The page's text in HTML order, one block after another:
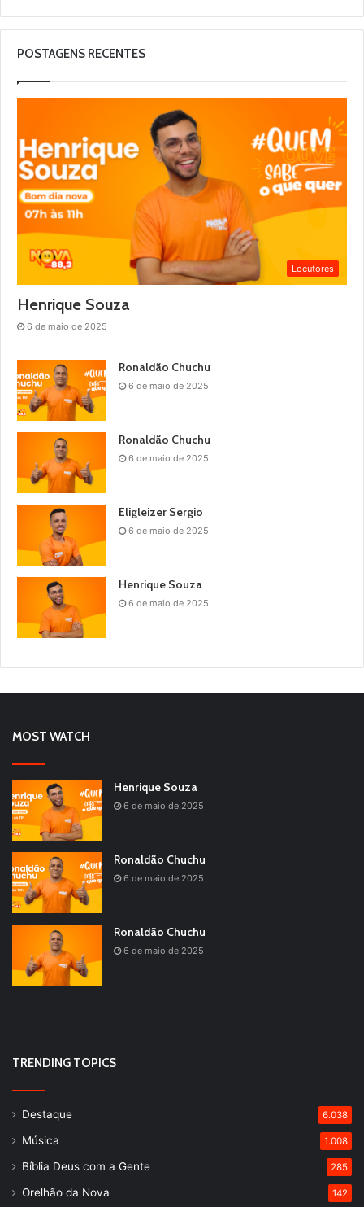
POSTAGENS RECENTES
Locutores
Henrique Souza
6 de maio de 2025
Ronaldão Chuchu
6 de maio de 2025
Ronaldão Chuchu
6 de maio de 2025
Eligleizer Sergio
6 de maio de 2025
Henrique Souza
6 de maio de 2025
MOST WATCH
Henrique Souza
6 de maio de 2025
Ronaldão Chuchu
6 de maio de 2025
Ronaldão Chuchu
6 de maio de 2025
TRENDING TOPICS
Destaque 6.038
Música 1.008
Bíblia Deus com a Gente 285
Orelhão da Nova 142